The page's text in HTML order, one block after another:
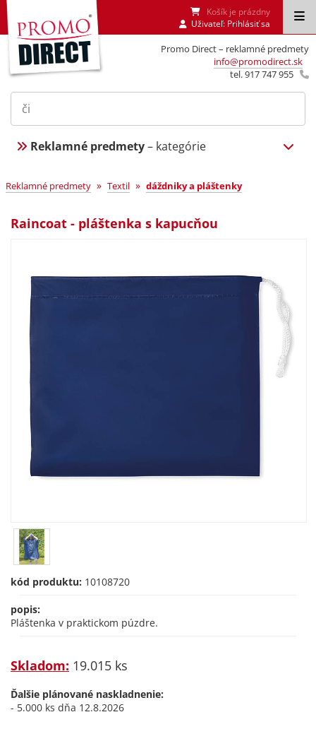
Promo Direct – reklamné predmety
info@promodirect.sk
tel. 917 747 955
Košík je prázdny
Uživateľ: Prihlásiť sa
Reklamné predmety– kategórie
Reklamné predmety » Textil » dáždniky a pláštenky
Raincoat - pláštenka s kapucňou
kód produktu: 10108720
popis:
Pláštenka v praktickom púzdre.
Skladom: 19.015 ks
Ďalšie plánované naskladnenie:
- 5.000 ks dňa 12.8.2026